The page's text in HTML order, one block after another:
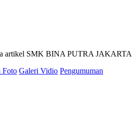
artikel SMK BINA PUTRA JAKARTA
Foto Galeri Vidio Pengumuman